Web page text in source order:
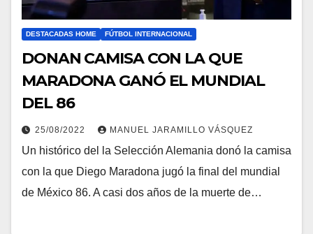
DESTACADAS HOME FÚTBOL INTERNACIONAL
DONAN CAMISA CON LA QUE
MARADONA GANÓ EL MUNDIAL
DEL 86
25/08/2022 MANUEL JARAMILLO VÁSQUEZ
Un histórico del la Selección Alemania donó la camisa
con la que Diego Maradona jugó la final del mundial
de México 86. A casi dos años de la muerte de…